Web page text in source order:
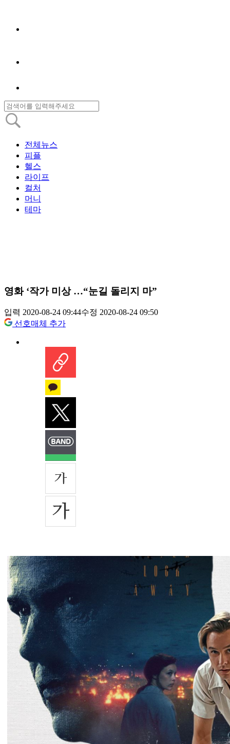
전체뉴스
피플
헬스
라이프
컬처
머니
테마
영화 ‘작가 미상 …“눈길 돌리지 마”
입력 2020-08-24 09:44수정 2020-08-24 09:50
선호매체 추가